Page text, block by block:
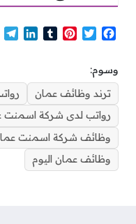
e
b
o
o
k
t
e
r
e
r
e
s
t
l
r
e
d
I
n
r
وسوم:
ترند وظائف عمان
رواتب لدى شركة اسمنت
وظائف شركة اسمنت
وظائف عمان اليوم